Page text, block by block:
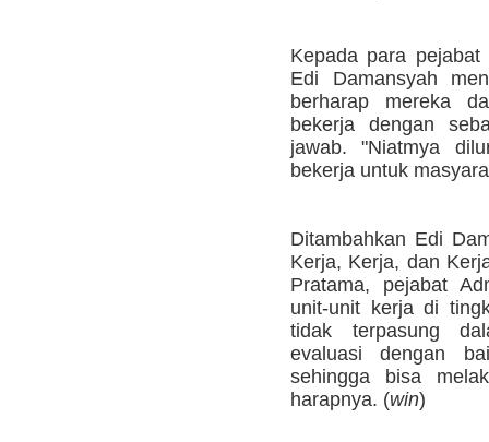
Kepada para
Edi Damansyah
berharap mereka
bekerja dengan
jawab. "Niatmya
bekerja untuk
Ditambahkan Edi
Kerja, Kerja, dan
Pratama, pejabat
unit-unit kerja di
tidak terpasung
evaluasi dengan
sehingga bisa
harapnya. (win)